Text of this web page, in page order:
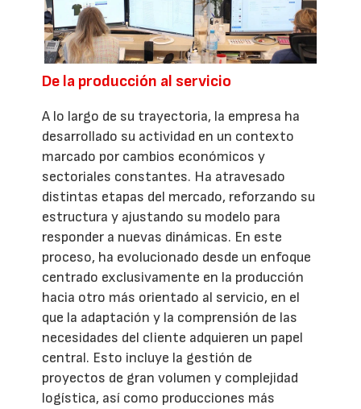
De la producción al servicio
A lo largo de su trayectoria, la empresa ha
desarrollado su actividad en un contexto
marcado por cambios económicos y
sectoriales constantes. Ha atravesado
distintas etapas del mercado, reforzando su
estructura y ajustando su modelo para
responder a nuevas dinámicas. En este
proceso, ha evolucionado desde un enfoque
centrado exclusivamente en la producción
hacia otro más orientado al servicio, en el
que la adaptación y la comprensión de las
necesidades del cliente adquieren un papel
central. Esto incluye la gestión de
proyectos de gran volumen y complejidad
logística, así como producciones más